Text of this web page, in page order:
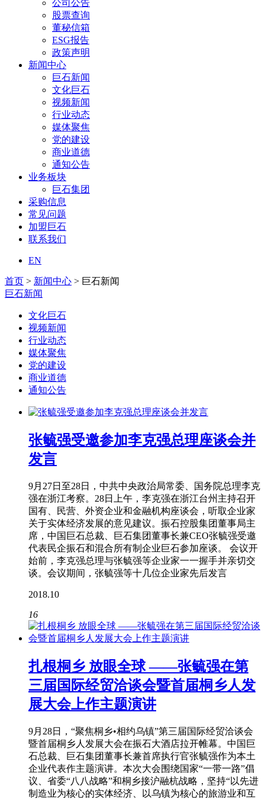
公司公告
股票查询
董秘信箱
ESG报告
政策声明
新闻中心
巨石新闻
文化巨石
视频新闻
行业动态
媒体聚焦
党的建设
商业道德
通知公告
业务板块
巨石集团
采购信息
常见问题
加盟巨石
联系我们
EN
首页 > 新闻中心 > 巨石新闻
巨石新闻
文化巨石
视频新闻
行业动态
媒体聚焦
党的建设
商业道德
通知公告
张毓强受邀参加李克强总理座谈会并
发言
9月27日至28日，中共中央政治局常委、国务院总理李克
强在浙江考察。28日上午，李克强在浙江台州主持召开
国有、民营、外资企业和金融机构座谈会，听取企业家
关于实体经济发展的意见建议。振石控股集团董事局主
席，中国巨石总裁、巨石集团董事长兼CEO张毓强受邀
代表民企振石和混合所有制企业巨石参加座谈。 会议开
始前，李克强总理与张毓强等企业家一一握手并亲切交
谈。会议期间，张毓强等十几位企业家先后发言
2018.10
16
扎根桐乡 放眼全球 ——张毓强在第
三届国际经贸洽谈会暨首届桐乡人发
展大会上作主题演讲
9月28日，“聚焦桐乡•相约乌镇”第三届国际经贸洽谈会
暨首届桐乡人发展大会在振石大酒店拉开帷幕。中国巨
石总裁、巨石集团董事长兼首席执行官张毓强作为本土
企业代表作主题演讲。本次大会围绕国家“一带一路”倡
议、省委“八八战略”和桐乡接沪融杭战略，坚持“以先进
制造业为核心的实体经济、以乌镇为核心的旅游业和互